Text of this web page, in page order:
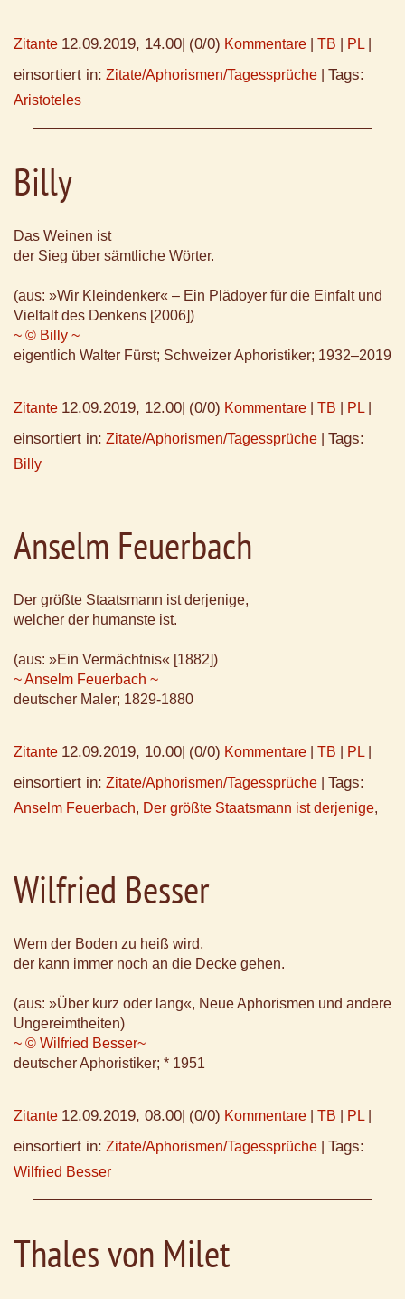
Zitante 12.09.2019, 14.00 (0/0) Kommentare TB PL
einsortiert in: Zitate/Aphorismen/Tagessprüche Tags:
Aristoteles
Billy
Das Weinen ist
der Sieg über sämtliche Wörter.
(aus: »Wir Kleindenker« – Ein Plädoyer für die Einfalt und
Vielfalt des Denkens [2006])
~ © Billy ~
eigentlich Walter Fürst; Schweizer Aphoristiker; 1932–2019
Zitante 12.09.2019, 12.00 (0/0) Kommentare TB PL
einsortiert in: Zitate/Aphorismen/Tagessprüche Tags:
Billy
Anselm Feuerbach
Der größte Staatsmann ist derjenige,
welcher der humanste ist.
(aus: »Ein Vermächtnis« [1882])
~ Anselm Feuerbach ~
deutscher Maler; 1829-1880
Zitante 12.09.2019, 10.00 (0/0) Kommentare TB PL
einsortiert in: Zitate/Aphorismen/Tagessprüche Tags:
Anselm Feuerbach, Der größte Staatsmann ist derjenige,
Wilfried Besser
Wem der Boden zu heiß wird,
der kann immer noch an die Decke gehen.
(aus: »Über kurz oder lang«, Neue Aphorismen und andere
Ungereimtheiten)
~ © Wilfried Besser~
deutscher Aphoristiker; * 1951
Zitante 12.09.2019, 08.00 (0/0) Kommentare TB PL
einsortiert in: Zitate/Aphorismen/Tagessprüche Tags:
Wilfried Besser
Thales von Milet